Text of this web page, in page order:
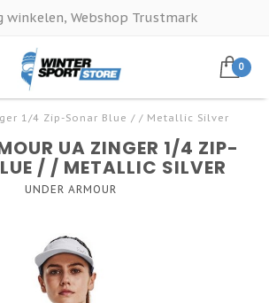
winkelen, Webshop Trustmark
0
1/4 Zip-Sonar Blue / / Metallic Silver
UA ZINGER 1/4 ZIP-
/ / METALLIC SILVER
UNDER ARMOUR